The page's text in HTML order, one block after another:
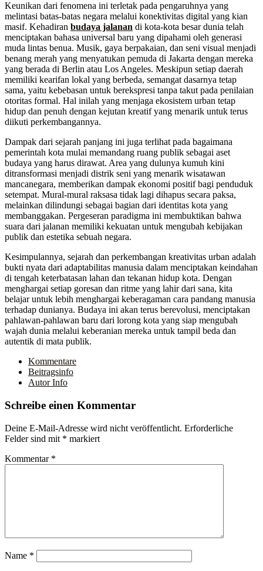
Keunikan dari fenomena ini terletak pada pengaruhnya yang
melintasi batas-batas negara melalui konektivitas digital yang kian
masif. Kehadiran budaya jalanan di kota-kota besar dunia telah
menciptakan bahasa universal baru yang dipahami oleh generasi
muda lintas benua. Musik, gaya berpakaian, dan seni visual menjadi
benang merah yang menyatukan pemuda di Jakarta dengan mereka
yang berada di Berlin atau Los Angeles. Meskipun setiap daerah
memiliki kearifan lokal yang berbeda, semangat dasarnya tetap
sama, yaitu kebebasan untuk berekspresi tanpa takut pada penilaian
otoritas formal. Hal inilah yang menjaga ekosistem urban tetap
hidup dan penuh dengan kejutan kreatif yang menarik untuk terus
diikuti perkembangannya.
Dampak dari sejarah panjang ini juga terlihat pada bagaimana
pemerintah kota mulai memandang ruang publik sebagai aset
budaya yang harus dirawat. Area yang dulunya kumuh kini
ditransformasi menjadi distrik seni yang menarik wisatawan
mancanegara, memberikan dampak ekonomi positif bagi penduduk
setempat. Mural-mural raksasa tidak lagi dihapus secara paksa,
melainkan dilindungi sebagai bagian dari identitas kota yang
membanggakan. Pergeseran paradigma ini membuktikan bahwa
suara dari jalanan memiliki kekuatan untuk mengubah kebijakan
publik dan estetika sebuah negara.
Kesimpulannya, sejarah dan perkembangan kreativitas urban adalah
bukti nyata dari adaptabilitas manusia dalam menciptakan keindahan
di tengah keterbatasan lahan dan tekanan hidup kota. Dengan
menghargai setiap goresan dan ritme yang lahir dari sana, kita
belajar untuk lebih menghargai keberagaman cara pandang manusia
terhadap dunianya. Budaya ini akan terus berevolusi, menciptakan
pahlawan-pahlawan baru dari lorong kota yang siap mengubah
wajah dunia melalui keberanian mereka untuk tampil beda dan
autentik di mata publik.
Kommentare
Beitragsinfo
Autor Info
Schreibe einen Kommentar
Deine E-Mail-Adresse wird nicht veröffentlicht. Erforderliche
Felder sind mit * markiert
Kommentar *
Name *